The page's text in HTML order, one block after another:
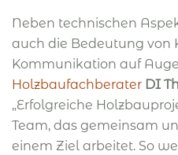
Neben technischen
auch die Bedeutung von
Kommunikation auf
Holzbaufachberater DI
„Erfolgreiche
Team, das gemeinsam
einem Ziel arbeitet. So